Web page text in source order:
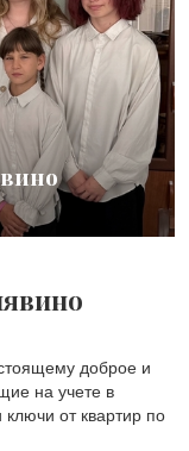
доброе и
на учете в
от квартир по